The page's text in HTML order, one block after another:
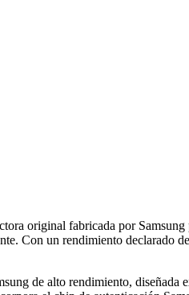
original fabricada por
Con un rendimiento declarado
de alto rendimiento,